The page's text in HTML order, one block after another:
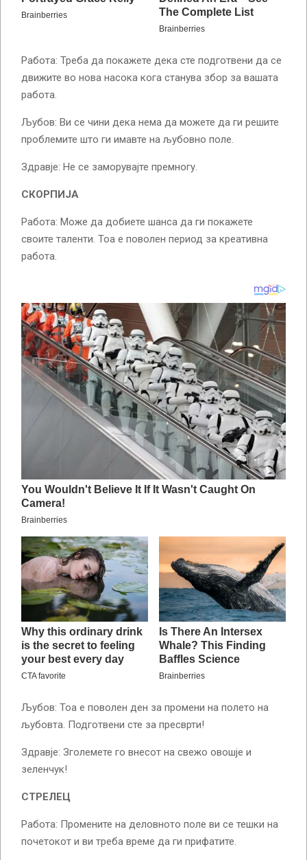
Работа: Треба да покажете дека сте подготвени да се
движите во нова насока кога станува збор за вашата
работа.
Љубов: Ви се чини дека нема да можете да ги решите
проблемите што ги имавте на љубовно поле.
Здравје: Не се заморувајте премногу.
СКОРПИЈА
Работа: Може да добиете шанса да ги покажете
своите таленти. Тоа е поволен период за креативна
работа.
Љубов: Тоа е поволен ден за промени на полето на
љубовта. Подготвени сте за пресврти!
Здравје: Зголемете го внесот на свежо овошје и
зеленчук!
СТРЕЛЕЦ
Работа: Промените на деловното поле ви се тешки на
почетокот и ви треба време да ги прифатите.